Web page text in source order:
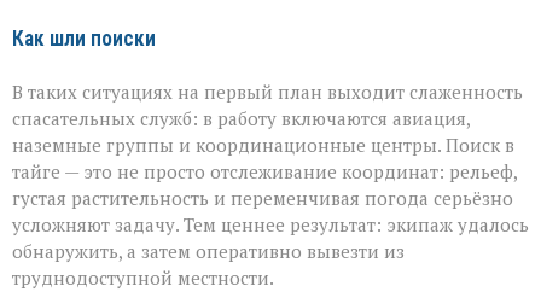
Как шли поиски
В таких ситуациях на первый план выходит слаженность
спасательных служб: в работу включаются авиация,
наземные группы и координационные центры. Поиск в
тайге — это не просто отслеживание координат: рельеф,
густая растительность и переменчивая погода серьёзно
усложняют задачу. Тем ценнее результат: экипаж удалось
обнаружить, а затем оперативно вывезти из
труднодоступной местности.